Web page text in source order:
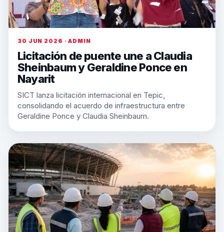
30 JUN 2026 · ADMIN
Licitación de puente une a Claudia
Sheinbaum y Geraldine Ponce en
Nayarit
SICT lanza licitación internacional en Tepic,
consolidando el acuerdo de infraestructura entre
Geraldine Ponce y Claudia Sheinbaum.